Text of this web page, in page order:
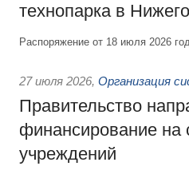
технопарка в
Распоряжение от 18 июля 2026
27 июля 2026, Организация
Правительство
финансирование на
учреждений